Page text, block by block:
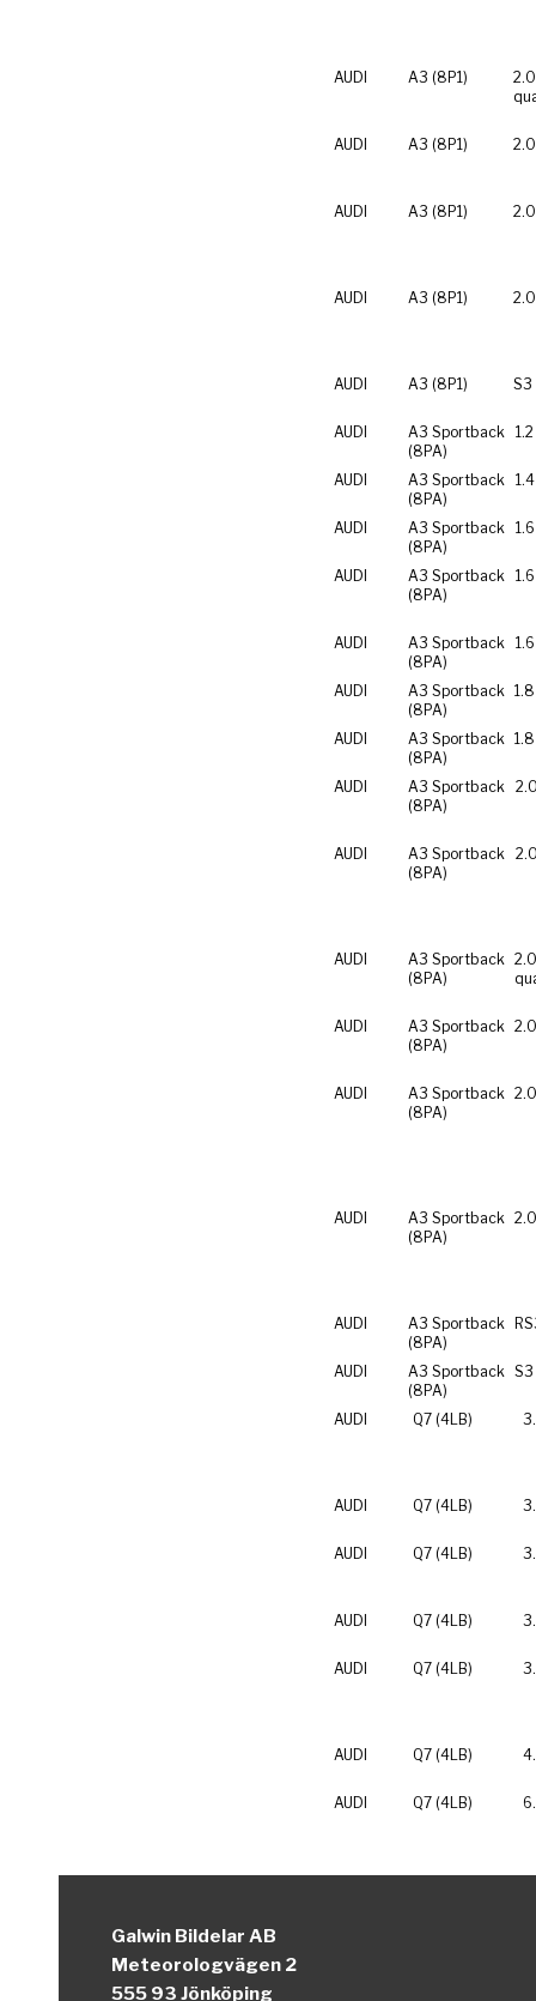
AUDI A3 (8P1)
AUDI A3 (8P1)
AUDI A3 (8P1)
AUDI A3 (8P1)
AUDI A3 (8P1)
AUDI
A3 Sportback
(8PA)
AUDI
A3 Sportback
(8PA)
AUDI
A3 Sportback
(8PA)
1.6
AUDI
A3 Sportback
(8PA)
AUDI
A3 Sportback
(8PA)
AUDI
A3 Sportback
(8PA)
AUDI
A3 Sportback
(8PA)
AUDI
A3 Sportback
(8PA)
AUDI
A3 Sportback
(8PA)
AUDI
A3 Sportback
(8PA)
AUDI
A3 Sportback
(8PA)
AUDI
A3 Sportback
(8PA)
AUDI
A3 Sportback
(8PA)
AUDI
A3 Sportback
(8PA)
AUDI
A3 Sportback
(8PA)
AUDI Q7 (4LB)
AUDI Q7 (4LB)
AUDI Q7 (4LB)
AUDI Q7 (4LB)
AUDI Q7 (4LB)
AUDI Q7 (4LB)
AUDI Q7 (4LB)
Galwin Bildelar AB
Meteorologvägen 2
555 93 Jönköping